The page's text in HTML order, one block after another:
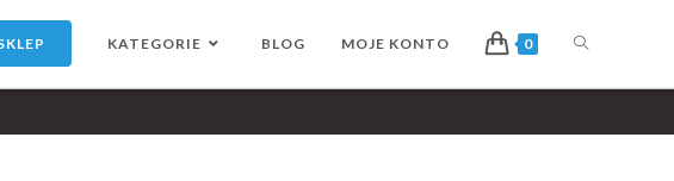
KATEGORIE BLOG MOJE KONTO 0